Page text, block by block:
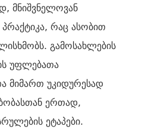
მნიშვნელოვან
რაც ასობით
გამოსახლების
უფლებათა
მიმართ უკიდურესად
ერთად,
ეტაპები.